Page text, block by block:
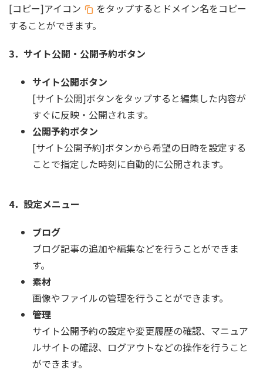
[コピー]アイコン
をタップするとドメイン名をコピー
することができます。
3．サイト公開・公開予約ボタン
サイト公開ボタン
[サイト公開]ボタンをタップすると編集した内容が
すぐに反映・公開されます。
公開予約ボタン
[サイト公開予約]ボタンから希望の日時を設定する
ことで指定した時刻に自動的に公開されます。
4．設定メニュー
ブログ
ブログ記事の追加や編集などを行うことができま
す。
素材
画像やファイルの管理を行うことができます。
管理
サイト公開予約の設定や変更履歴の確認、マニュア
ルサイトの確認、ログアウトなどの操作を行うこと
ができます。